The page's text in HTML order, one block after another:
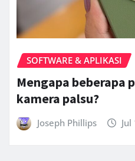
SOFTWARE & APLIKASI
Mengapa beberapa
kamera palsu?
Joseph Phillips